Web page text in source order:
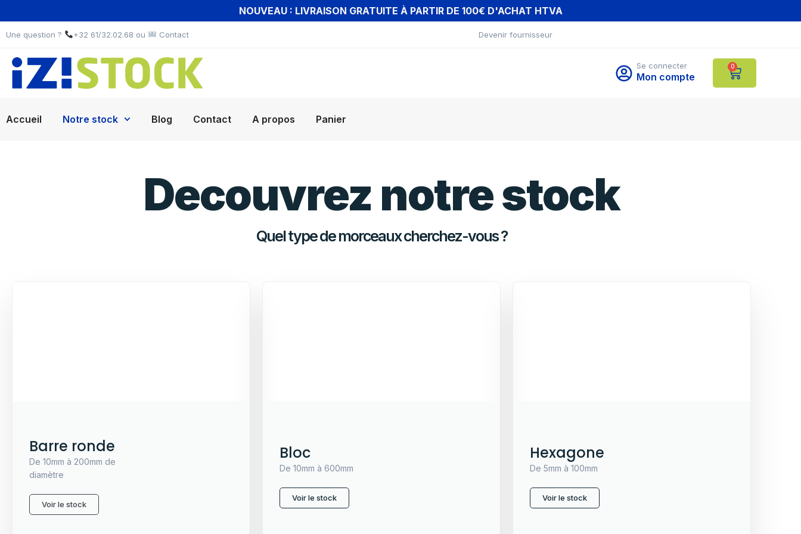
NOUVEAU : LIVRAISON GRATUITE À PARTIR DE 100€ D'ACHAT HTVA
Une question ? +32 61/32.02.68 ou Contact Devenir fournisseur
Se connecter
Mon compte
0
Accueil Notre stock Blog Contact A propos Panier
Decouvrez notre stock
Quel type de morceaux cherchez-vous ?
Barre ronde
De 10mm à 200mm de
diamètre
Voir le stock
Bloc
De 10mm à 600mm
Voir le stock
Hexagone
De 5mm à 100mm
Voir le stock